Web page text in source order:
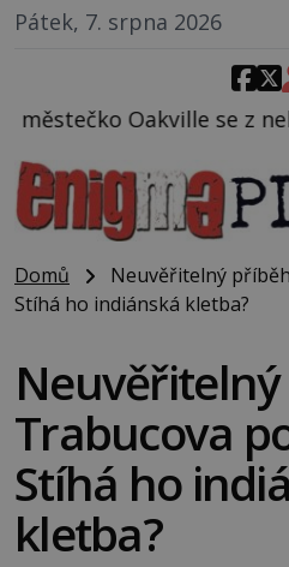
Pátek, 7. srpna 2026
z nebe snáší podivná
Domů
Neuvěřitelný
Stíhá ho indiánská kletba?
Trabucova
Stíhá ho
kletba?